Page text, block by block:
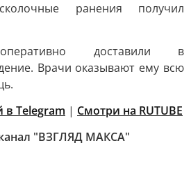
ранения получил
доставили в
Врачи оказывают ему всю
в Telegram | Смотри на RUTUBE
"ВЗГЛЯД МАКСА"